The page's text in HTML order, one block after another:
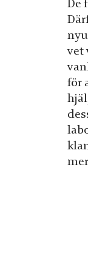
De
vet
för